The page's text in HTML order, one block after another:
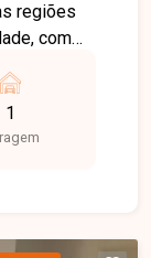
regiões
com
a
e 2
1